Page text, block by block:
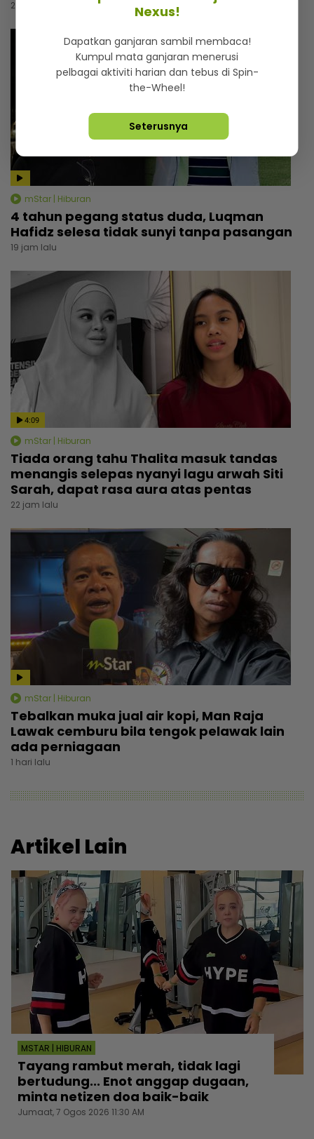
2 jam lalu
mStar | Hiburan
4 tahun pegang status duda, Luqman
Hafidz selesa tidak sunyi tanpa pasangan
19 jam lalu
4:09
mStar | Hiburan
Tiada orang tahu Thalita masuk tandas
menangis selepas nyanyi lagu arwah Siti
Sarah, dapat rasa aura atas pentas
22 jam lalu
mStar | Hiburan
Tebalkan muka jual air kopi, Man Raja
Lawak cemburu bila tengok pelawak lain
ada perniagaan
1 hari lalu
Artikel Lain
MSTAR | HIBURAN
Tayang rambut merah, tidak lagi
bertudung... Enot anggap dugaan,
minta netizen doa baik-baik
Jumaat, 7 Ogos 2026 11:30 AM
Nexus!
Dapatkan ganjaran sambil membaca!
Kumpul mata ganjaran menerusi
pelbagai aktiviti harian dan tebus di Spin-
the-Wheel!
Seterusnya